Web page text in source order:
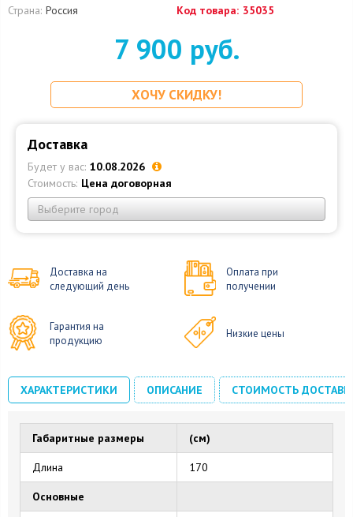
Страна: Россия Код товара: 35035
7 900 руб.
ХОЧУ СКИДКУ!
Доставка
Будет у вас: 10.08.2026
Стоимость: Цена договорная
Выберите город
Доставка на
следующий день
Оплата при
получении
Гарантия на
продукцию
Низкие цены
ХАРАКТЕРИСТИКИ ОПИСАНИЕ СТОИМОСТЬ
Габаритные размеры (см)
Длина 170
Основные